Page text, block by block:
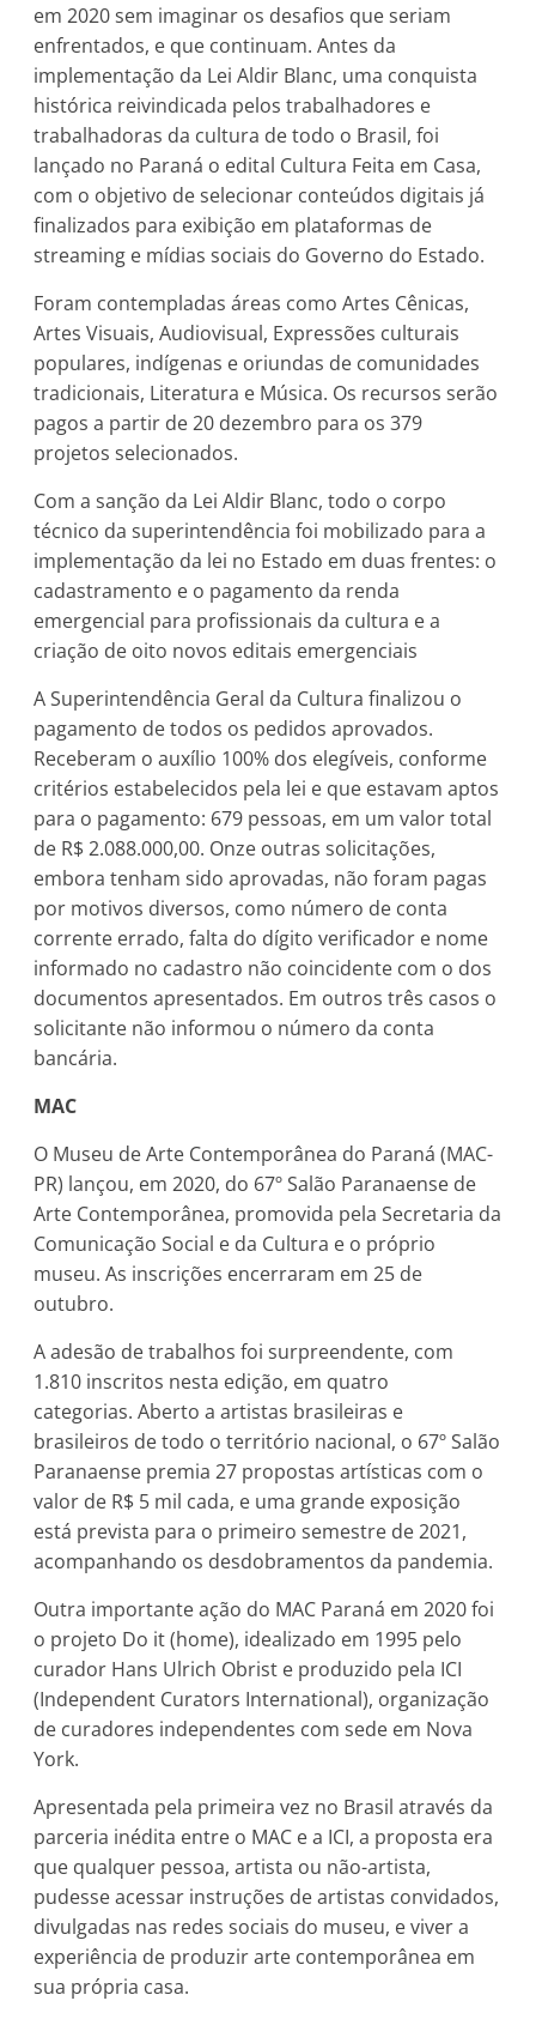
em 2020 sem imaginar os desafios que seriam
enfrentados, e que continuam. Antes da
implementação da Lei Aldir Blanc, uma conquista
histórica reivindicada pelos trabalhadores e
trabalhadoras da cultura de todo o Brasil, foi
lançado no Paraná o edital Cultura Feita em Casa,
com o objetivo de selecionar conteúdos digitais já
finalizados para exibição em plataformas de
streaming e mídias sociais do Governo do Estado.
Foram contempladas áreas como Artes Cênicas,
Artes Visuais, Audiovisual, Expressões culturais
populares, indígenas e oriundas de comunidades
tradicionais, Literatura e Música. Os recursos serão
pagos a partir de 20 dezembro para os 379
projetos selecionados.
Com a sanção da Lei Aldir Blanc, todo o corpo
técnico da superintendência foi mobilizado para a
implementação da lei no Estado em duas frentes: o
cadastramento e o pagamento da renda
emergencial para profissionais da cultura e a
criação de oito novos editais emergenciais
A Superintendência Geral da Cultura finalizou o
pagamento de todos os pedidos aprovados.
Receberam o auxílio 100% dos elegíveis, conforme
critérios estabelecidos pela lei e que estavam aptos
para o pagamento: 679 pessoas, em um valor total
de R$ 2.088.000,00. Onze outras solicitações,
embora tenham sido aprovadas, não foram pagas
por motivos diversos, como número de conta
corrente errado, falta do dígito verificador e nome
informado no cadastro não coincidente com o dos
documentos apresentados. Em outros três casos o
solicitante não informou o número da conta
bancária.
MAC
O Museu de Arte Contemporânea do Paraná (MAC-
PR) lançou, em 2020, do 67º Salão Paranaense de
Arte Contemporânea, promovida pela Secretaria da
Comunicação Social e da Cultura e o próprio
museu. As inscrições encerraram em 25 de
outubro.
A adesão de trabalhos foi surpreendente, com
1.810 inscritos nesta edição, em quatro
categorias. Aberto a artistas brasileiras e
brasileiros de todo o território nacional, o 67º Salão
Paranaense premia 27 propostas artísticas com o
valor de R$ 5 mil cada, e uma grande exposição
está prevista para o primeiro semestre de 2021,
acompanhando os desdobramentos da pandemia.
Outra importante ação do MAC Paraná em 2020 foi
o projeto Do it (home), idealizado em 1995 pelo
curador Hans Ulrich Obrist e produzido pela ICI
(Independent Curators International), organização
de curadores independentes com sede em Nova
York.
Apresentada pela primeira vez no Brasil através da
parceria inédita entre o MAC e a ICI, a proposta era
que qualquer pessoa, artista ou não-artista,
pudesse acessar instruções de artistas convidados,
divulgadas nas redes sociais do museu, e viver a
experiência de produzir arte contemporânea em
sua própria casa.